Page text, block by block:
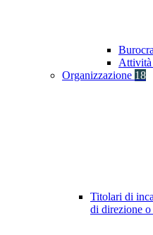
Attività
Organizzazione 18
Titolari di
di direzione